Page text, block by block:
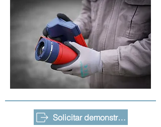
Solicitar demonstração